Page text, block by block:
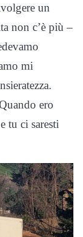
un
non c’è più –
mi
ero
tu ci saresti